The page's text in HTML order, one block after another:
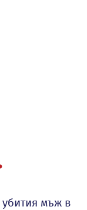
мъж в